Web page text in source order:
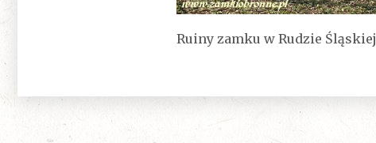
Ruiny zamku w Rudzie Śląskiej